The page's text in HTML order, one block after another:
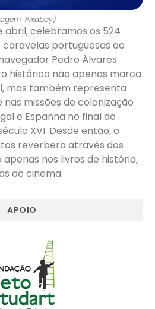
Pixabay)
abril, celebramos os 524
portuguesas ao
Pedro Álvares
histórico não apenas marca
mas também representa
missões de colonização
e Espanha no final do
XVI. Desde então, o
reverbera através dos
nos livros de história,
de cinema.
APOIO